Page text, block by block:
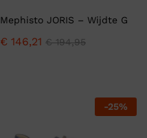
Mephisto JORIS – Wijdte G
€ 146,21 €194,95
-25%